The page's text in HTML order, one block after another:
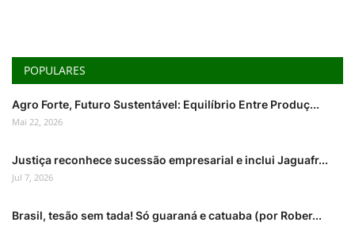
POPULARES
Agro Forte, Futuro Sustentável: Equilíbrio Entre Produç...
Mai 22, 2026
Justiça reconhece sucessão empresarial e inclui Jaguafr...
Jul 7, 2026
Brasil, tesão sem tada! Só guaraná e catuaba (por Rober...